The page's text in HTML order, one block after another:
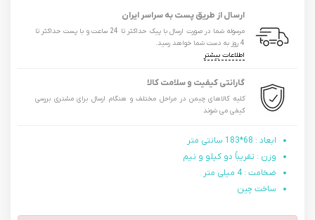
ارسال از طریق پست به سراسر ایران
مرسوله شما در صورت ارسال با پیک حداکثر تا 24 ساعت و با پست حداکثر تا
4 روز به دست شما خواهد رسید.
اطلاعات بیشتر
گارانتی کیفیت و سلامت کالا
کلیه کالاهای چیمن در مراحل مختلف و هنگام ارسال برای مشتری بررسی
کیفی می شوند
ابعاد : 68*183 سانتی متر
وزن : تقریباً دو کیلو و نیم
ضخامت : 4 میلی متر
ساخت چین